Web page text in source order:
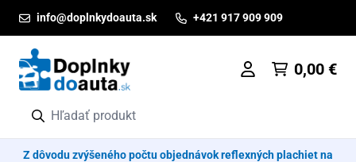
info@doplnkydoauta.sk +421 917 909 909
0,00 €
Z dôvodu zvýšeného počtu objednávok reflexných plachiet na